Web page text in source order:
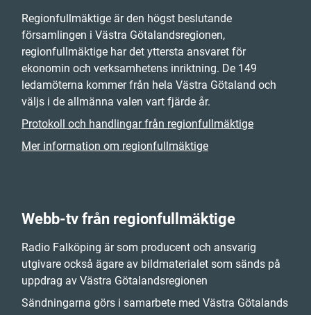
Regionfullmäktige är den högst beslutande
församlingen i Västra Götalandsregionen,
regionfullmäktige har det yttersta ansvaret för
ekonomin och verksamhetens inriktning. De 149
ledamöterna kommer från hela Västra Götaland och
väljs i de allmänna valen vart fjärde år.
Protokoll och handlingar från regionfullmäktige
Mer information om regionfullmäktige
Webb-tv från regionfullmäktige
Radio Falköping är som producent och ansvarig
utgivare också ägare av bildmaterialet som sänds på
uppdrag av Västra Götalandsregionen
Sändningarna görs i samarbete med Västra Götalands